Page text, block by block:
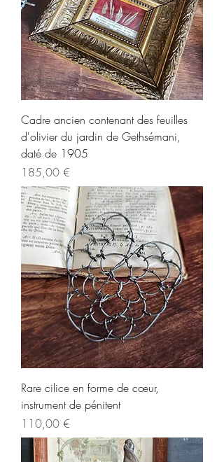
Cadre ancien contenant des feuilles
d'olivier du jardin de Gethsémani,
daté de 1905
Prix
185,00 €
Rare cilice en forme de cœur,
instrument de pénitent
Prix
110,00 €